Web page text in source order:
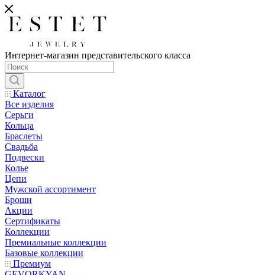
Интернет-магазин представительского класса
Каталог
Все изделия
Серьги
Кольца
Браслеты
Свадьба
Подвески
Колье
Цепи
Мужской ассортимент
Броши
Акции
Сертификаты
Коллекции
Премиальные коллекции
Базовые коллекции
Премиум